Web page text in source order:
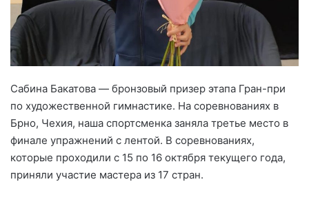
Сабина Бакатова — бронзовый призер этапа Гран-при
по художественной гимнастике. На соревнованиях в
Брно, Чехия, наша спортсменка заняла третье место в
финале упражнений с лентой. В соревнованиях,
которые проходили с 15 по 16 октября текущего года,
приняли участие мастера из 17 стран.